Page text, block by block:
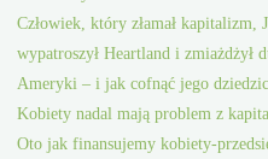
Człowiek, który złamał kapitalizm,
wypatroszył Heartland i zmiażdżył
Ameryki – i jak cofnąć jego
Kobiety nadal mają problem z
Oto jak finansujemy kobiety-